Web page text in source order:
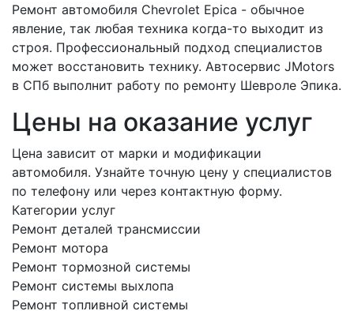
Ремонт автомобиля Chevrolet Epica - обычное
явление, так любая техника когда-то выходит из
строя. Профессиональный подход специалистов
может восстановить технику. Автосервис JMotors
в СПб выполнит работу по ремонту Шевроле Эпика.
Цены на оказание услуг
Цена зависит от марки и модификации
автомобиля. Узнайте точную цену у специалистов
по телефону или через контактную форму.
Категории услуг
Ремонт деталей трансмиссии
Ремонт мотора
Ремонт тормозной системы
Ремонт системы выхлопа
Ремонт топливной системы